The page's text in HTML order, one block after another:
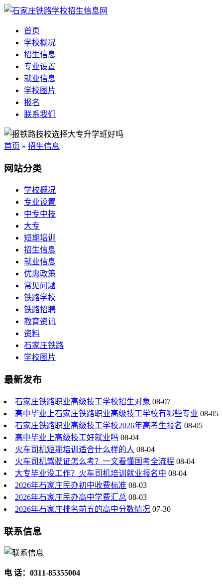
首页
学校概况
招生信息
专业设置
就业信息
学校图片
报名
联系我们
首页 » 招生信息
网站分类
学校概况
专业设置
中专中技
大专
短期培训
招生信息
就业信息
优惠政策
常见问题
铁路学校
铁路招聘
教育资讯
资料
石家庄铁路
学校图片
最新发布
石家庄铁路职业高级技工学校招生对象 08-07
高中毕业上石家庄铁路职业高级技工学校有哪些专业 08-05
石家庄铁路职业高级技工学校2026年高考生报名 08-05
高中毕业上高级技工好就业吗 08-04
火车司机短期培训适合什么样的人 08-04
火车司机驾驶证怎么考？一文看懂国考全流程 08-04
大专毕业没工作？火车司机培训就业报名中 08-04
2026年石家庄民办初中收费标准 08-03
2026年石家庄民办高中学费汇总 08-03
2026年石家庄排名前五的高中分数情况 07-30
联系信息
电 话：0311-85355004